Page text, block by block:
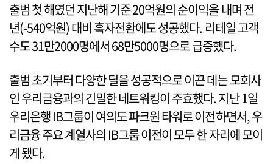
출범 첫 해였던 지난해 기준 20억원의 순이익을 내며 전
년(-540억원) 대비 흑자전환에도 성공했다. 리테일 고객
수도 31만2000명에서 68만5000명으로 급증했다.
출범 초기부터 다양한 딜을 성공적으로 이끈 데는 모회사
인 우리금융과의 긴밀한 네트워킹이 주효했다. 지난 1일
우리은행 IB그룹이 여의도 파크원 타워로 이전하면서, 우
리금융 주요 계열사의 IB그룹 이전이 모두 한 자리에 모이
게 됐다.